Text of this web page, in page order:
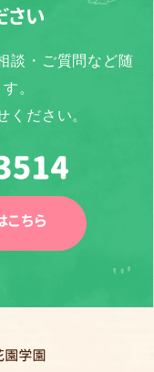
さい
談・ご質問など随
。
ください。
こちら